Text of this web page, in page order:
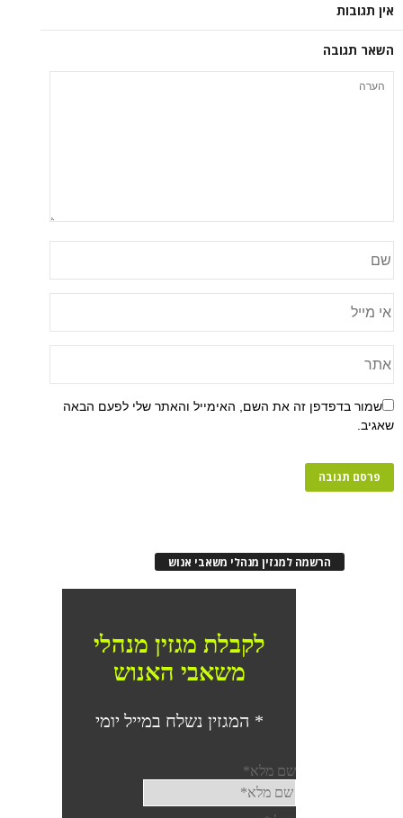
אין תגובות
השאר תגובה
שמור בדפדפן זה את השם, האימייל והאתר שלי לפעם הבאה
שאגיב.
הרשמה למגזין מנהלי משאבי אנוש